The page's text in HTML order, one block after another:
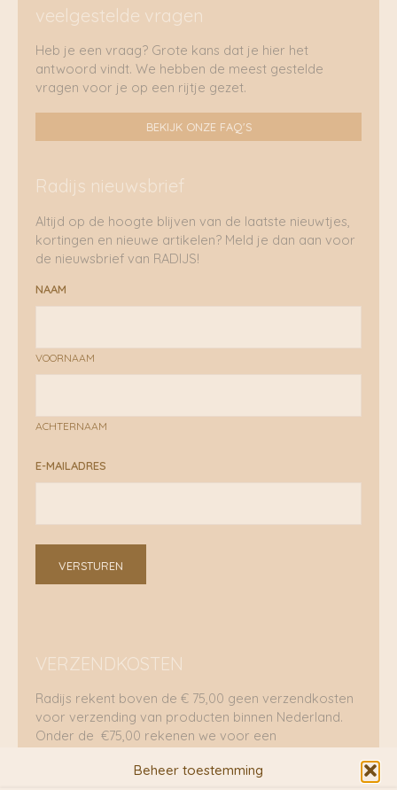
Beheer toestemming
veelgestelde vragen
Heb je een vraag? Grote kans dat je hier het
antwoord vindt. We hebben de meest gestelde
vragen voor je op een rijtje gezet.
BEKIJK ONZE FAQ'S
Radijs nieuwsbrief
Altijd op de hoogte blijven van de laatste nieuwtjes,
kortingen en nieuwe artikelen? Meld je dan aan voor
de nieuwsbrief van RADIJS!
NAAM
VOORNAAM
ACHTERNAAM
E-MAILADRES
VERSTUREN
VERZENDKOSTEN
Radijs rekent boven de € 75,00 geen verzendkosten
voor verzending van producten binnen Nederland.
Onder de €75,00 rekenen we voor een